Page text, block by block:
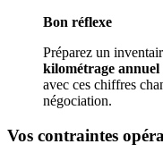
Bon réflexe
Préparez un
kilométrage annuel
avec ces chiffres
négociation.
Vos contraintes